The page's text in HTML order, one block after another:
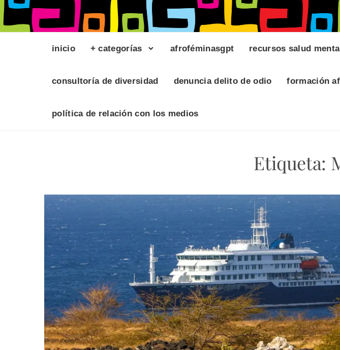
inicio + categorías afroféminasgpt recursos salud
consultoría de diversidad denuncia delito de odio formación
política de relación con los medios
Etiqueta: